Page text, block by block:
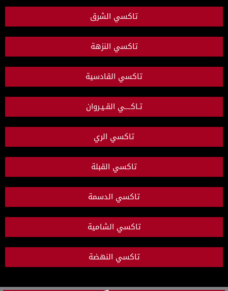
تاكسي الشرق
تاكسي النزهة
تاكسي القادسية
تـاكــــي القـيـروان
تاكسي الري
تاكسي القبلة
تاكسي الدسمة
تاكسي الشامية
تاكسي النهضة